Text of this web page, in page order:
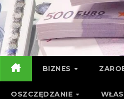
BIZNES
OSZCZĘDZANIE